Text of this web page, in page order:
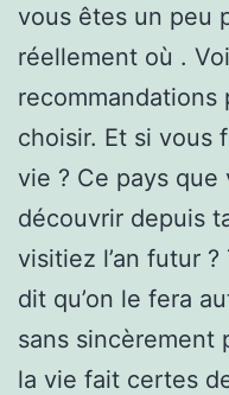
vous êtes un peu
réellement où .
recommandations
choisir. Et si vous
vie ? Ce pays
découvrir depuis
visitiez l’an futur
dit qu’on le fera
sans sincèrement
la vie fait certes